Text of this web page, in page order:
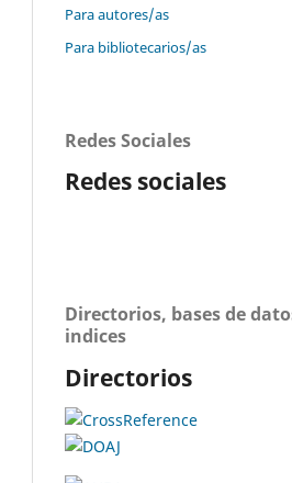
Para autores/as
Para bibliotecarios/as
Redes Sociales
Redes sociales
Directorios, bases de
indices
Directorios